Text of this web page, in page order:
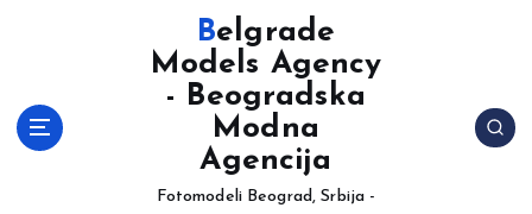
Belgrade
Models Agency
- Beogradska
Modna
Agencija
Fotomodeli Beograd, Srbija -